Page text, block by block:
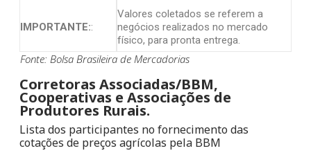
IMPORTANTE::
Valores coletados se referem a
negócios realizados no mercado
físico, para pronta entrega.
Fonte: Bolsa Brasileira de Mercadorias
Corretoras Associadas/BBM,
Cooperativas e Associações de
Produtores Rurais.
Lista dos participantes no fornecimento das
cotações de preços agrícolas pela BBM